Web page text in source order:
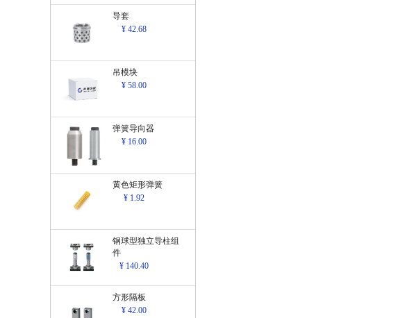
导套
¥ 42.68
吊模块
¥ 58.00
弹簧导向器
¥ 16.00
黄色矩形弹簧
¥ 1.92
钢球型独立导柱组
件
¥ 140.40
方形隔板
¥ 42.00